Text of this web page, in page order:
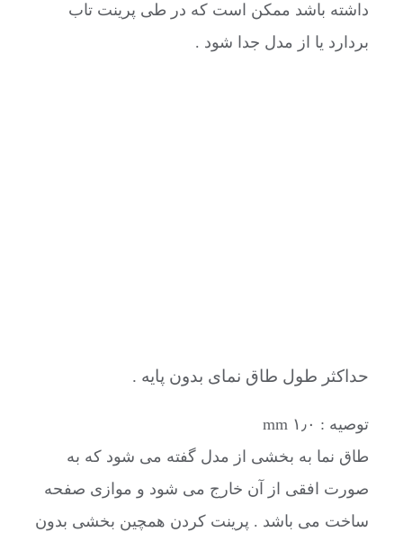
داشته باشد ممکن است که در طی پرینت تاب
بردارد یا از مدل جدا شود .
حداکثر طول طاق نمای بدون پایه .
توصیه : ۱٫۰ mm
طاق نما به بخشی از مدل گفته می شود که به
صورت افقی از آن خارج می شود و موازی صفحه
ساخت می باشد . پرینت کردن همچین بخشی بدون